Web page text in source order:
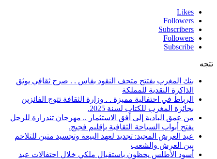
Likes
Followers
Subscribers
Followers
Subscribe
تتجه
بنك المغرب يفتتح متحف النقود بفاس . . صرح ثقافي يوثق
الذاكرة النقدية للمملكة
الرباط في احتفالية مميزة . . وزارة الثقافة تتوج الفائزين
بجائزة المغرب للكتاب لسنة 2025.
من عمق البادية إلى أفق الاستثمار .. مهرجان تندرارة للرحل
يفتح أبواب السياحة الثقافية بإقليم فجيج.
عيد العرش المجيد: تجديد لعهد البيعة وتجسيد متين للتلاحم
بين العرش والشعب
أسود الأطلس يحظون باستقبال ملكي خلال احتفالات عيد